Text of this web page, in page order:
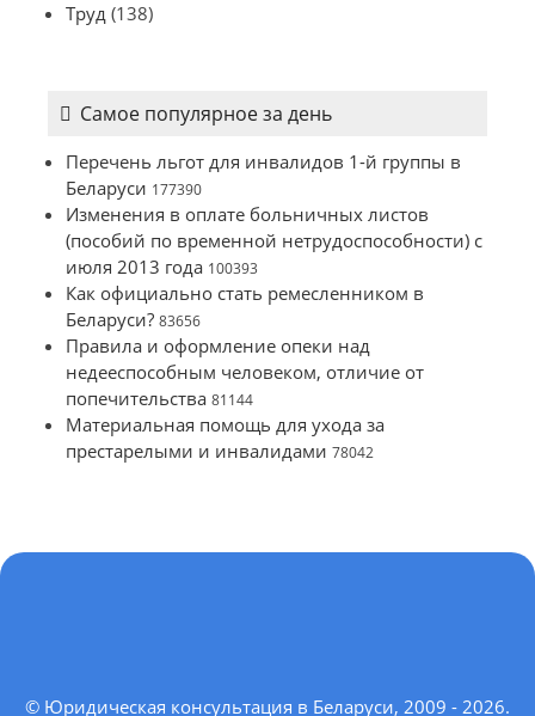
Труд (138)
Самое популярное за день
Перечень льгот для инвалидов 1-й группы в
Беларуси 177390
Изменения в оплате больничных листов
(пособий по временной нетрудоспособности) с
июля 2013 года 100393
Как официально стать ремесленником в
Беларуси? 83656
Правила и оформление опеки над
недееспособным человеком, отличие от
попечительства 81144
Материальная помощь для ухода за
престарелыми и инвалидами 78042
© Юридическая консультация в Беларуси, 2009 - 2026.